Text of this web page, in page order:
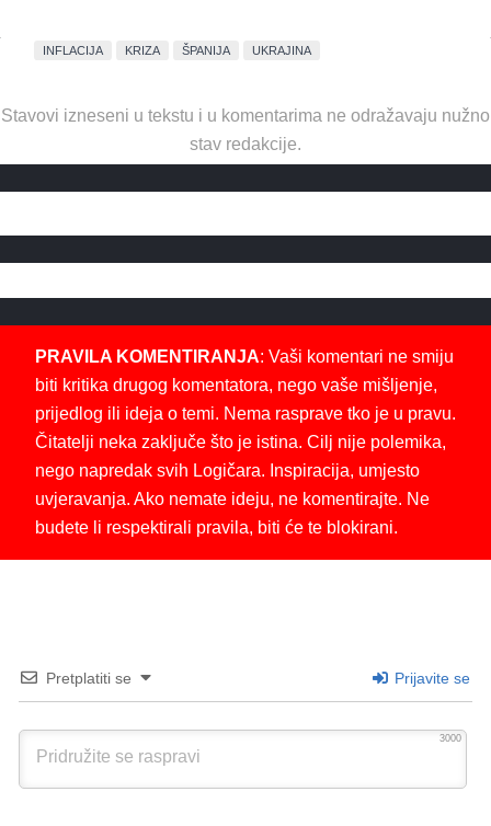
INFLACIJA KRIZA ŠPANIJA UKRAJINA
Stavovi izneseni u tekstu i u komentarima ne odražavaju nužno
stav redakcije.
PRAVILA KOMENTIRANJA: Vaši komentari ne smiju
biti kritika drugog komentatora, nego vaše mišljenje,
prijedlog ili ideja o temi. Nema rasprave tko je u pravu.
Čitatelji neka zaključe što je istina. Cilj nije polemika,
nego napredak svih Logičara. Inspiracija, umjesto
uvjeravanja. Ako nemate ideju, ne komentirajte. Ne
budete li respektirali pravila, biti će te blokirani.
Pretplatiti se Prijavite se
3000